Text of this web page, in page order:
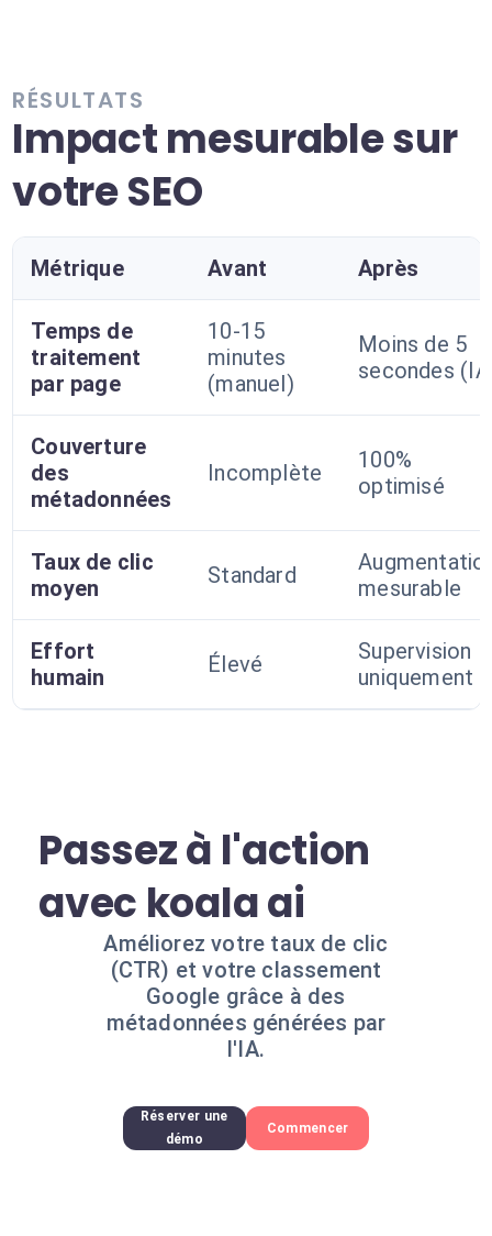
RÉSULTATS
Impact mesurable sur
votre SEO
Métrique Avant Après
Temps de
traitement
par page
10-15
minutes
(manuel)
Moins de 5
secondes
Couverture
des
métadonnées
Incomplète
100%
optimisé
Taux de clic
moyen
Standard
mesurable
Effort
humain
Élevé
Supervision
uniquement
Passez à l'action
avec koala ai
Améliorez votre taux de clic
(CTR) et votre classement
Google grâce à des
métadonnées générées par
l'IA.
Réserver une
démo
Commencer